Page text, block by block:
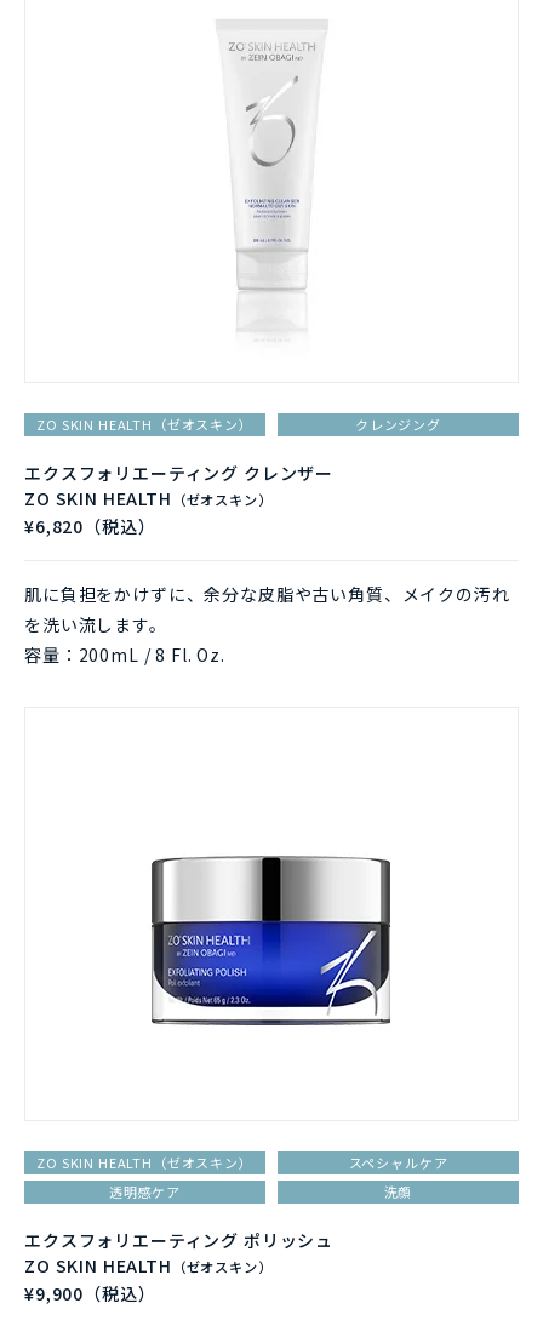
ZO SKIN HEALTH（ゼオスキン） クレンジング
エクスフォリエーティング クレンザー
ZO SKIN HEALTH
（ゼオスキン）
¥6,820（税込）
肌に負担をかけずに、余分な皮脂や古い角質、メイクの汚れ
を洗い流します。
容量：200mL / 8 Fl. Oz.
ZO SKIN HEALTH（ゼオスキン）
スペシャルケア
透明感ケア
洗顔
エクスフォリエーティング ポリッシュ
ZO SKIN HEALTH
（ゼオスキン）
¥9,900（税込）